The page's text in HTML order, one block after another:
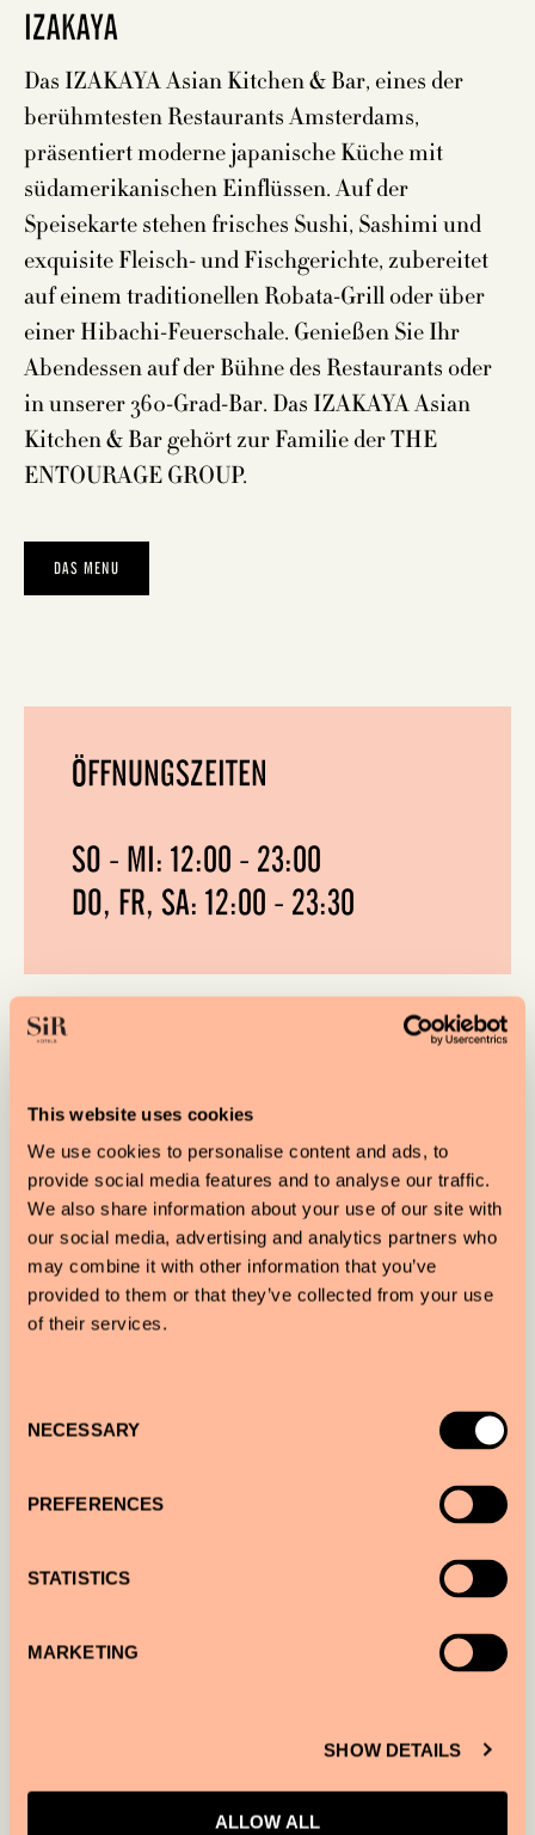
This website uses cookies
We use cookies to personalise content and ads, to
provide social media features and to analyse our traffic.
We also share information about your use of our site with
our social media, advertising and analytics partners who
may combine it with other information that you’ve
provided to them or that they’ve collected from your use
of their services.
Selection
NECESSARY
PREFERENCES
STATISTICS
MARKETING
SHOW DETAILS
ALLOW ALL
IZAKAYA
Das IZAKAYA Asian Kitchen & Bar, eines der
berühmtesten Restaurants Amsterdams,
präsentiert moderne japanische Küche mit
südamerikanischen Einflüssen. Auf der
Speisekarte stehen frisches Sushi, Sashimi und
exquisite Fleisch- und Fischgerichte, zubereitet
auf einem traditionellen Robata-Grill oder über
einer Hibachi-Feuerschale. Genießen Sie Ihr
Abendessen auf der Bühne des Restaurants oder
in unserer 360-Grad-Bar. Das IZAKAYA Asian
Kitchen & Bar gehört zur Familie der THE
ENTOURAGE GROUP.
DAS MENU
ÖFFNUNGSZEITEN
SO - MI: 12:00 - 23:00
DO, FR, SA: 12:00 - 23:30